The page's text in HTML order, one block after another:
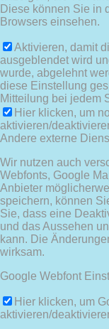
Diese können Sie in
Browsers einsehen.
Aktivieren, damit
ausgeblendet wird
wurde, abgelehnt
diese Einstellung
Mitteilung bei jedem
Hier klicken, um
aktivieren/
Andere externe
Wir nutzen auch
Webfonts, Google
Anbieter
speichern, können
Sie, dass eine
und das Aussehen
kann. Die
wirksam.
Google Webfont
Hier klicken, um
aktivieren/